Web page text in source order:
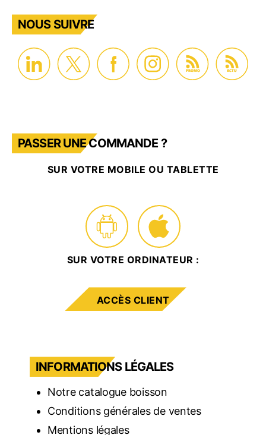
NOUS SUIVRE
PROMO ACTU
PASSER UNE COMMANDE ?
SUR VOTRE MOBILE OU TABLETTE
SUR VOTRE ORDINATEUR :
ACCÈS CLIENT
INFORMATIONS LÉGALES
Notre catalogue boisson
Conditions générales de ventes
Mentions légales